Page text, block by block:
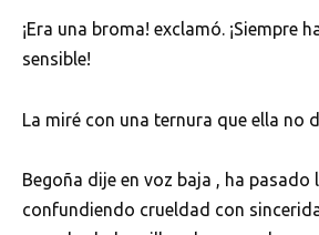
¡Era una broma! exclamó. ¡Siempre
sensible!
La miré con una ternura que ella no
Begoña dije en voz baja , ha pasado
confundiendo crueldad con